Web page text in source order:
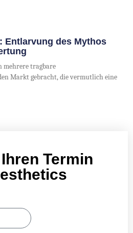
Entlarvung des Mythos
mehrere tragbare
Markt gebracht, die vermutlich eine
Termin